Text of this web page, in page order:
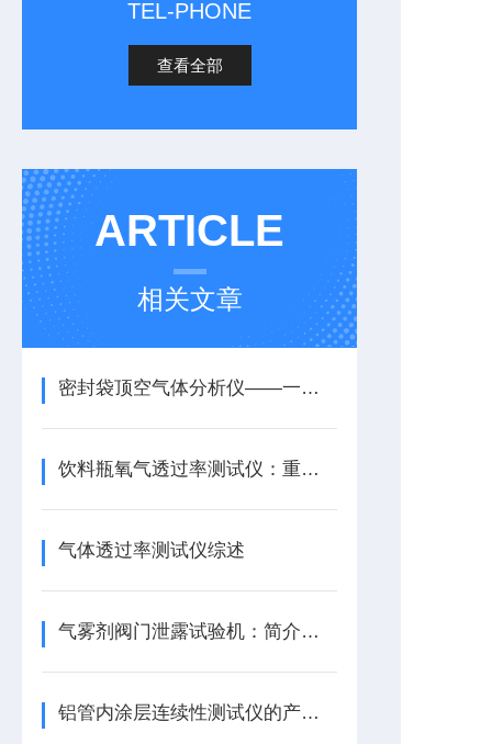
TEL-PHONE
查看全部
ARTICLE
相关文章
密封袋顶空气体分析仪——一文详解
饮料瓶氧气透过率测试仪：重要性
气体透过率测试仪综述
气雾剂阀门泄露试验机：简介与应用
铝管内涂层连续性测试仪的产品特征